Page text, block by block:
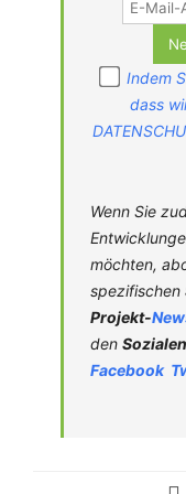
Indem
dass
Wenn Sie
möchten,
spezifischen
Projekt-
den
Facebook